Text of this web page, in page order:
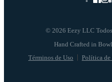
© 2026 Eezy LLC
Términos de Uso Política de